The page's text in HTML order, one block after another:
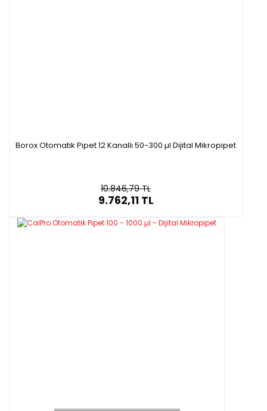
Borox Otomatik Pipet 12 Kanallı 50-300 µl Dijital Mikropipet
10.846,79 TL
9.762,11 TL